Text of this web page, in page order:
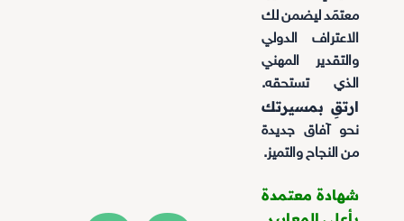
معتمَد ليضمن لك
الاعتراف الدولي
والتقدير المهني
الذي تستحقه.
ارتقِ بمسيرتك
نحو آفاق جديدة
من النجاح والتميز.
شهادة معتمدة